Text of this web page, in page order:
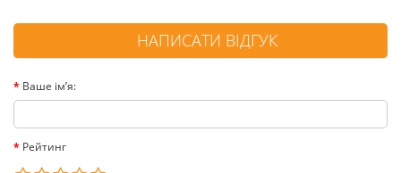
НАПИСАТИ ВІДГУК
Ваше ім’я:
Рейтинг